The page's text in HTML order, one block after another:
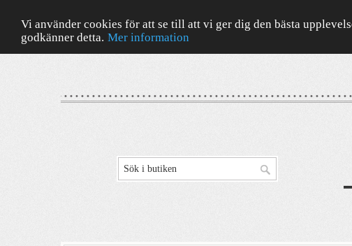
Vi använder cookies för att se till att vi ger dig den bästa
godkänner detta. Mer information